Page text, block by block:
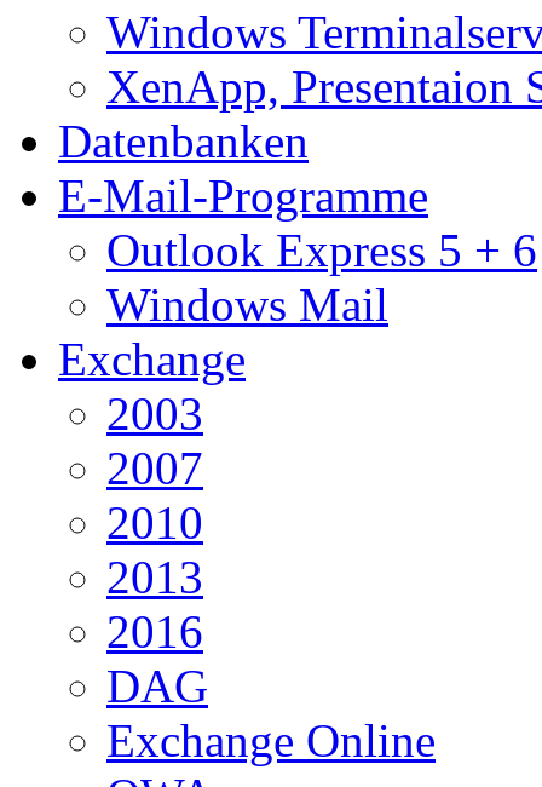
Windows
XenApp, Presentaion
Datenbanken
E-Mail-Programme
Outlook Express 5 + 6
Windows Mail
Exchange
2003
2007
2010
2013
2016
DAG
Exchange Online